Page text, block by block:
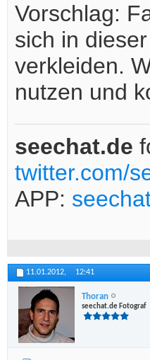
Vorschlag:
sich in
verkleiden.
nutzen und
seechat.de
twitter.com/
APP:
11.01.2012, 12:41
Thoran
seechat.de Fotograf